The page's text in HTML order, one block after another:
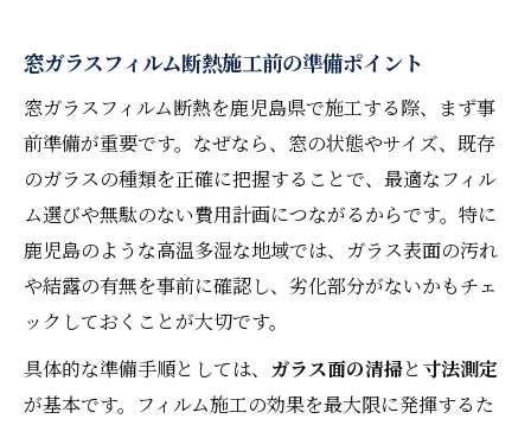
窓ガラスフィルム断熱施工前の準備ポイント
窓ガラスフィルム断熱を鹿児島県で施工する際、まず事
前準備が重要です。なぜなら、窓の状態やサイズ、既存
のガラスの種類を正確に把握することで、最適なフィル
ム選びや無駄のない費用計画につながるからです。特に
鹿児島のような高温多湿な地域では、ガラス表面の汚れ
や結露の有無を事前に確認し、劣化部分がないかもチェ
ックしておくことが大切です。
具体的な準備手順としては、 ガラス面の清掃と寸法測定
が基本です。フィルム施工の効果を最大限に発揮するた